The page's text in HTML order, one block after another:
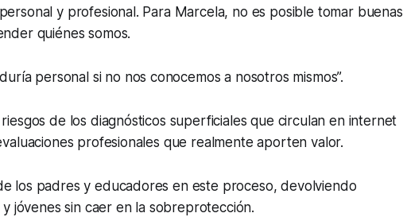
y profesional. Para Marcela, no es posible tomar buenas
quiénes somos.
personal si no nos conocemos a nosotros mismos”.
de los diagnósticos superficiales que circulan en internet
profesionales que realmente aporten valor.
los padres y educadores en este proceso, devolviendo
jóvenes sin caer en la sobreprotección.